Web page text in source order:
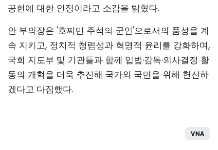
공헌에 대한 인정이라고 소감을 밝혔다.
안 부의장은 '호찌민 주석의 군인'으로서의 품성을 계
속 지키고, 정치적 청렴성과 혁명적 윤리를 강화하며,
국회 지도부 및 기관들과 함께 입법·감독·의사결정 활
동의 개혁을 더욱 추진해 국가와 국민을 위해 헌신하
겠다고 다짐했다.
VNA